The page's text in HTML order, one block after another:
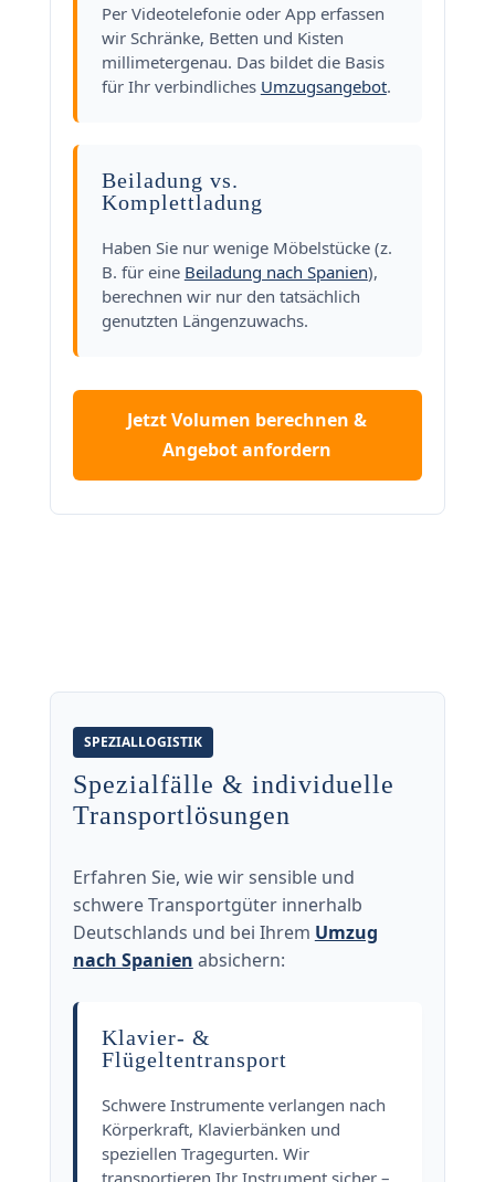
Per Videotelefonie oder App erfassen
wir Schränke, Betten und Kisten
millimetergenau. Das bildet die Basis
für Ihr verbindliches Umzugsangebot.
Beiladung vs.
Komplettladung
Haben Sie nur wenige Möbelstücke (z.
B. für eine Beiladung nach Spanien),
berechnen wir nur den tatsächlich
genutzten Längenzuwachs.
Jetzt Volumen berechnen &
Angebot anfordern
SPEZIALLOGISTIK
Spezialfälle & individuelle
Transportlösungen
Erfahren Sie, wie wir sensible und
schwere Transportgüter innerhalb
Deutschlands und bei Ihrem Umzug
nach Spanien absichern:
Klavier- &
Flügeltentransport
Schwere Instrumente verlangen nach
Körperkraft, Klavierbänken und
speziellen Tragegurten. Wir